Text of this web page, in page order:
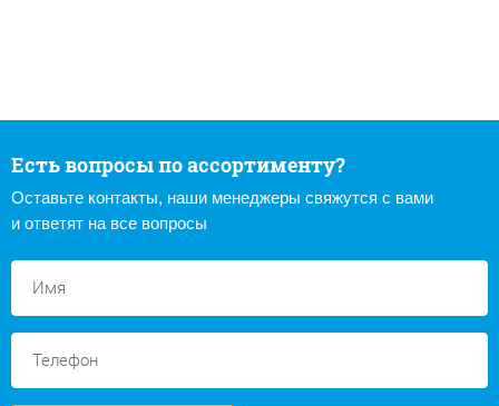
Есть вопросы по ассортименту?
Оставьте контакты, наши менеджеры свяжутся с вами
и ответят на все вопросы